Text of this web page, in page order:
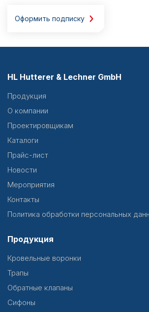
Оформить подписку
HL Hutterer & Lechner GmbH
Продукция
О компании
Проектировщикам
Каталоги
Прайс-лист
Новости
Мероприятия
Контакты
Политика обработки персональных
Продукция
Кровельные воронки
Трапы
Обратные клапаны
Сифоны